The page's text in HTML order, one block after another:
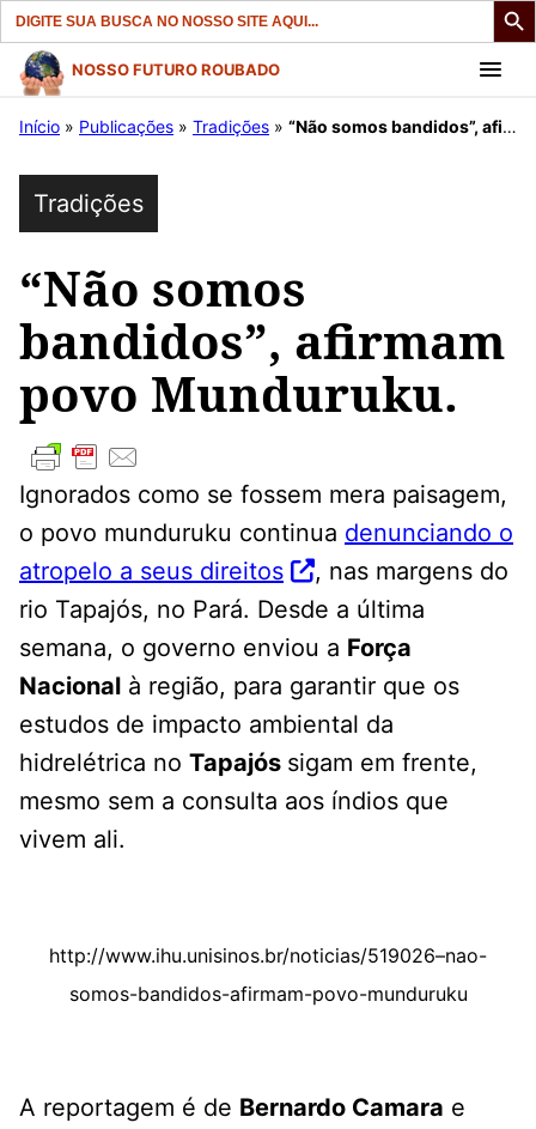
Search
for:
Pular
para
conteúdo
NOSSO FUTURO ROUBADO
Início » Publicações » Tradições » “Não somos bandidos”, afirmam povo Munduruku.
Tradições
“Não somos
bandidos”, afirmam
povo Munduruku.
Ignorados como se fossem mera paisagem,
o povo munduruku continua denunciando o
atropelo a seus direitos
, nas margens do
rio Tapajós, no Pará. Desde a última
semana, o governo enviou a Força
Nacional à região, para garantir que os
estudos de impacto ambiental da
hidrelétrica no Tapajós sigam em frente,
mesmo sem a consulta aos índios que
vivem ali.
http://www.ihu.unisinos.br/noticias/519026–nao-
somos-bandidos-afirmam-povo-munduruku
A reportagem é de Bernardo Camara e